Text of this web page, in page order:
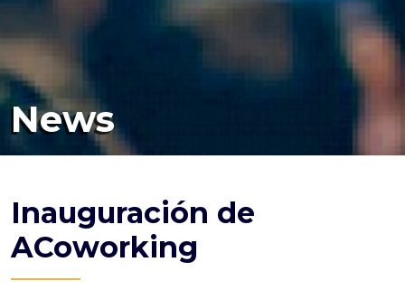
News
Inauguración de
ACoworking